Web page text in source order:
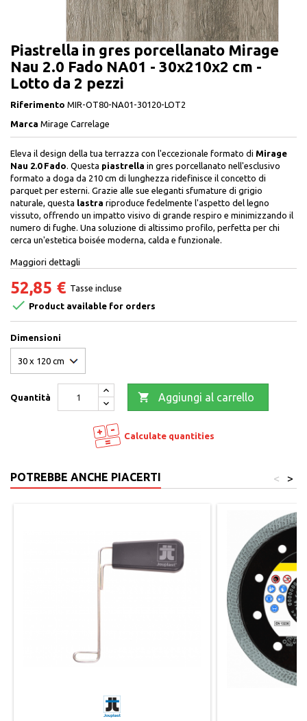
Piastrella in gres porcellanato Mirage
Nau 2.0 Fado NA01 - 30x210x2 cm -
Lotto da 2 pezzi
Riferimento MIR-OT80-NA01-30120-LOT2
Marca Mirage Carrelage
Eleva il design della tua terrazza con l'eccezionale formato di Mirage
Nau 2.0 Fado. Questa piastrella in gres porcellanato nell'esclusivo
formato a doga da 210 cm di lunghezza ridefinisce il concetto di
parquet per esterni. Grazie alle sue eleganti sfumature di grigio
naturale, questa lastra riproduce fedelmente l'aspetto del legno
vissuto, offrendo un impatto visivo di grande respiro e minimizzando il
numero di fughe. Una soluzione di altissimo profilo, perfetta per chi
cerca un'estetica boisée moderna, calda e funzionale.
Maggiori dettagli
52,85 € Tasse incluse
 Product available for orders
Dimensioni
Quantità  Aggiungi al carrello
Calculate quantities
POTREBBE ANCHE PIACERTI >
<